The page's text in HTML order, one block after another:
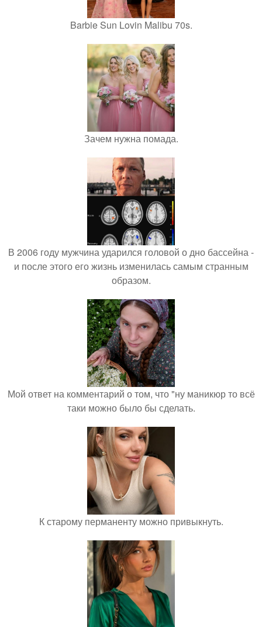
Barbie Sun Lovin Malibu 70s.
Зачем нужна помада.
В 2006 году мужчина ударился головой о дно бассейна -
и после этого его жизнь изменилась самым странным
образом.
Мой ответ на комментарий о том, что "ну маникюр то всё
таки можно было бы сделать.
К старому перманенту можно привыкнуть.